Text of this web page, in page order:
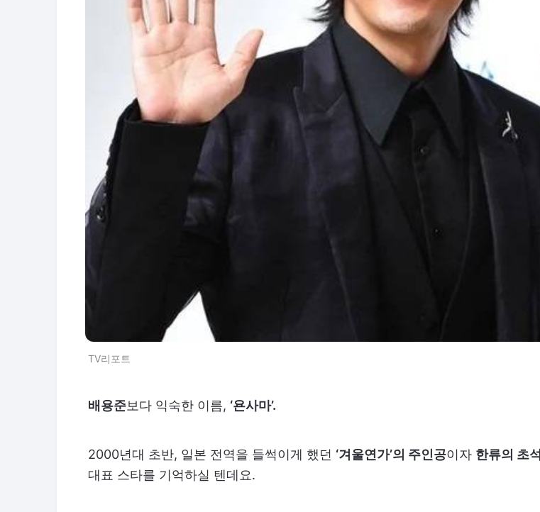
TV리포트
배용준보다 익숙한 이름, ‘욘사마’.
2000년대 초반, 일본 전역을 들썩이게 했던 ‘겨울연가’의 주인공이자 한류의 초석
대표 스타를 기억하실 텐데요.